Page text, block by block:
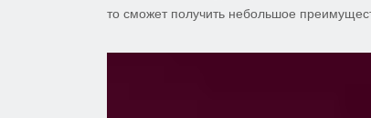
то сможет получить небольшое